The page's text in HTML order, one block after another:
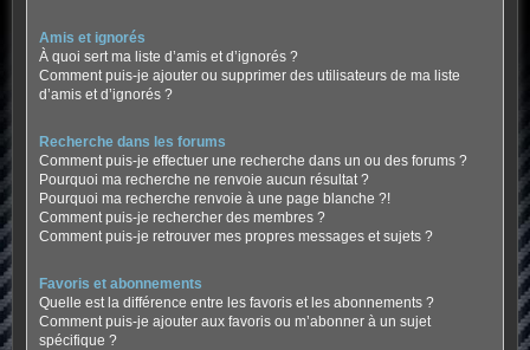
Amis et ignorés
À quoi sert ma liste d’amis et d’ignorés ?
Comment puis-je ajouter ou supprimer des utilisateurs de ma liste
d’amis et d’ignorés ?
Recherche dans les forums
Comment puis-je effectuer une recherche dans un ou des forums ?
Pourquoi ma recherche ne renvoie aucun résultat ?
Pourquoi ma recherche renvoie à une page blanche ?!
Comment puis-je rechercher des membres ?
Comment puis-je retrouver mes propres messages et sujets ?
Favoris et abonnements
Quelle est la différence entre les favoris et les abonnements ?
Comment puis-je ajouter aux favoris ou m’abonner à un sujet
spécifique ?